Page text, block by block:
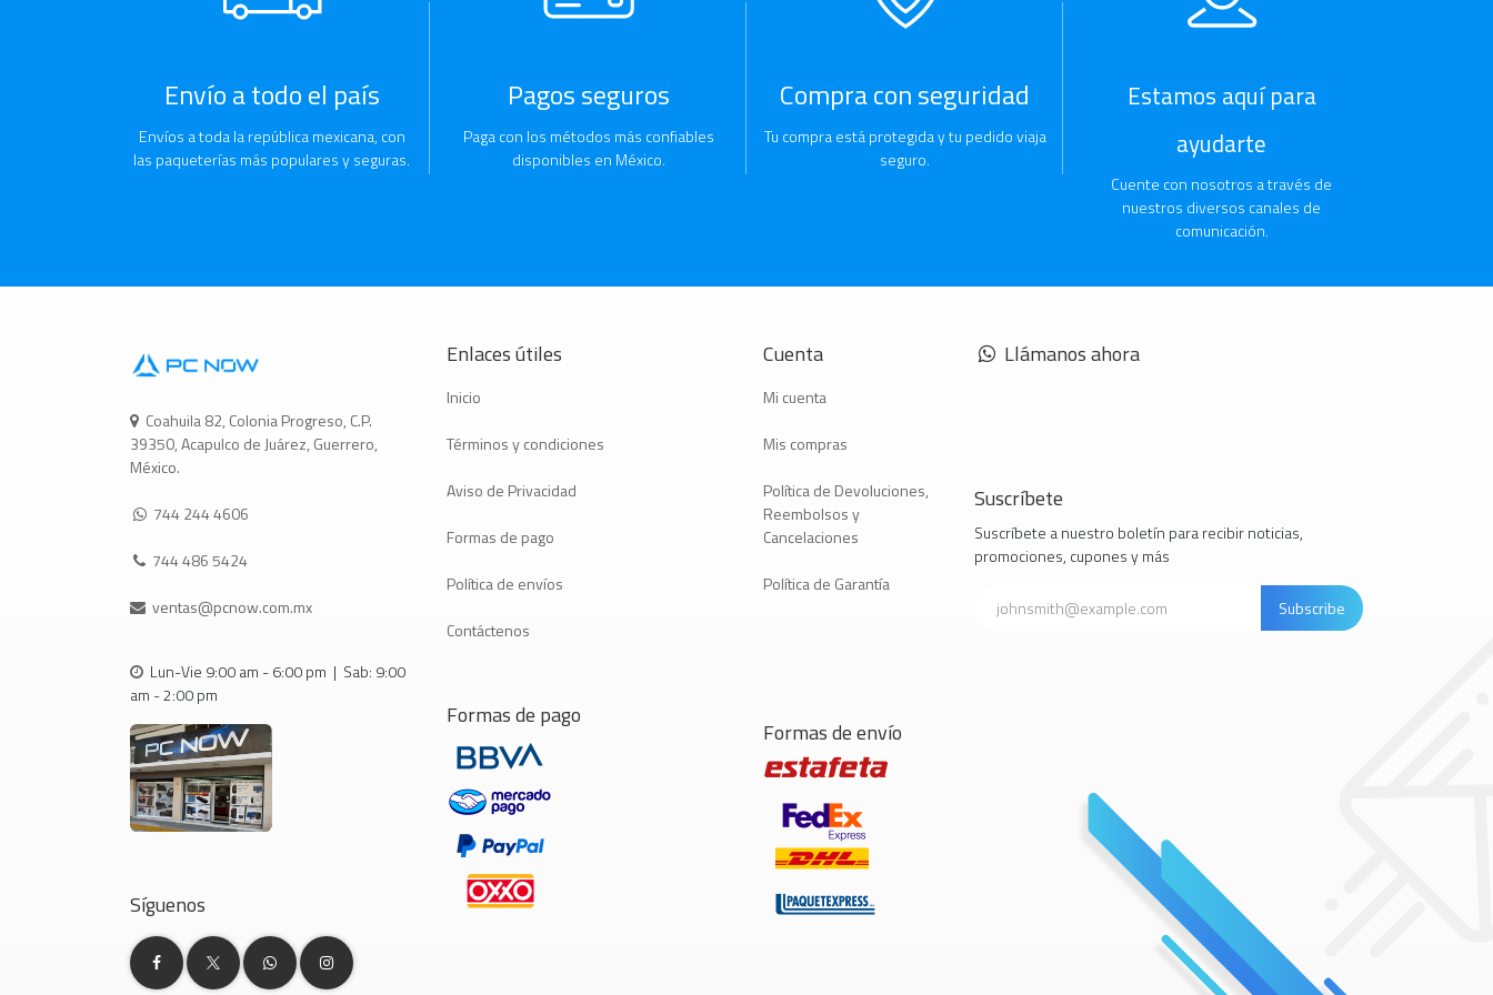
Envío a todo el país
Envíos a toda la república mexicana, con
las paqueterías más populares y seguras.
Pagos seguros
Paga con los métodos más confiables
disponibles en México.
Compra con seguridad
Tu compra está protegida y tu pedido viaja
seguro.
Estamos aquí para
ayudarte
Cuente con nosotros a través de
nuestros diversos canales de
comunicación.
Coahuila 82, Colonia Progreso, C.P.
39350, Acapulco de Juárez, Guerrero,
México.
744 244 4606
744 486 5424
ventas@pcnow.com.mx
Lun-Vie 9:00 am - 6:00 pm | Sab: 9:00
am - 2:00 pm
Síguenos
Enlaces útiles
Inicio
Términos y condiciones
Aviso de Privacidad
Formas de pago
Política de envíos
Contáctenos
Formas de pago
Cuenta
Mi cuenta
Mis compras
Política de Devoluciones,
Reembolsos y
Cancelaciones
Política de Garantía
Formas de envío
Llámanos ahora
Suscríbete
Suscríbete a nuestro boletín para recibir noticias,
promociones, cupones y más
Subscribe